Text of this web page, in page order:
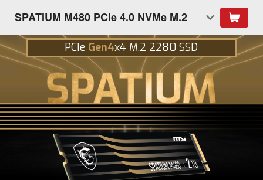
SPATIUM M480 PCIe 4.0 NVMe M.2
PCIe Gen4x4 M.2 2280 SSD